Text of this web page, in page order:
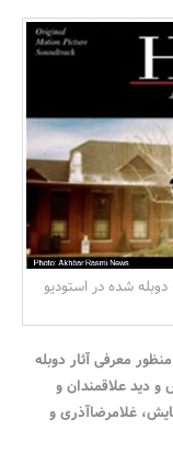
بانک، بیمه و سرمایه
مسکن و ساختمان
شده در استودیو
28 بهمن ماه به منظور معرفی آثار دوبله
دید علاقمندان و
غلامرضاآذری و